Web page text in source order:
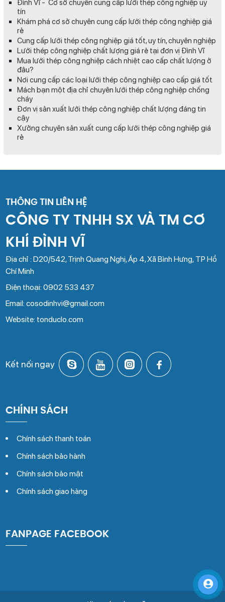
Đình Vĩ - Cơ sở chuyên cung cấp lưới thép công nghiệp uy
tín
Khám phá cơ sở chuyên cung cấp lưới thép công nghiệp giá
rẻ
Cung cấp lưới thép công nghiệp giá tốt, uy tín, chuyên nghiệp
Lưới thép công nghiệp chất lượng giá rẻ tại đơn vị Đình Vĩ
Mua lưới thép công nghiệp cách nhiệt cao cấp chất lượng ở
đâu?
Nơi cung cấp các loại lưới thép công nghiệp cao cấp giá tốt
Mách bạn một địa chỉ chuyên lưới thép công nghiệp chống
cháy
Đơn vị sản xuất lưới thép công nghiệp chất lượng đáng tin
cậy
Xưởng chuyên sản xuất cung cấp lưới thép công nghiệp giá
rẻ
THÔNG TIN LIÊN HỆ
CÔNG TY TNHH SX VÀ TM CƠ
KHÍ ĐÌNH VĨ
Địa chỉ : D20/542, Trịnh Quang Nghị, Ấp 4, Xã Bình Hưng, TP Hồ
Chí Minh
Điện thoại: 0902 533 437
Email: cosodinhvi@gmail.com
Website: tonduclo.com
Kết nối ngay
CHÍNH SÁCH
Chính sách thanh toán
Chính sách bảo hành
Chính sách bảo mật
Chính sách giao hàng
FANPAGE FACEBOOK